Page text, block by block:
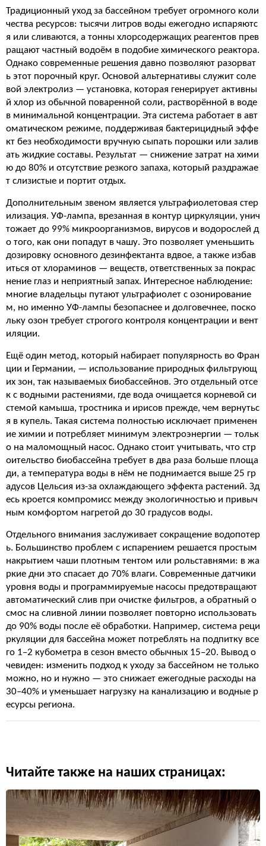
Традиционный уход за бассейном требует огромного коли
чества ресурсов: тысячи литров воды ежегодно испаряютс
я или сливаются, а тонны хлорсодержащих реагентов прев
ращают частный водоём в подобие химического реактора.
Однако современные решения давно позволяют разорват
ь этот порочный круг. Основой альтернативы служит соле
вой электролиз — установка, которая генерирует активны
й хлор из обычной поваренной соли, растворённой в воде
в минимальной концентрации. Эта система работает в авт
оматическом режиме, поддерживая бактерицидный эффе
кт без необходимости вручную сыпать порошки или залив
ать жидкие составы. Результат — снижение затрат на хими
ю до 80% и отсутствие резкого запаха, который раздражае
т слизистые и портит отдых.
Дополнительным звеном является ультрафиолетовая стер
илизация. УФ-лампа, врезанная в контур циркуляции, унич
тожает до 99% микроорганизмов, вирусов и водорослей д
о того, как они попадут в чашу. Это позволяет уменьшить
дозировку основного дезинфектанта вдвое, а также избав
иться от хлораминов — веществ, ответственных за покрас
нение глаз и неприятный запах. Интересное наблюдение:
многие владельцы путают ультрафиолет с озонирование
м, но именно УФ-лампы безопаснее и долговечнее, поско
льку озон требует строгого контроля концентрации и вент
иляции.
Ещё один метод, который набирает популярность во Фран
ции и Германии, — использование природных фильтрующ
их зон, так называемых биобассейнов. Это отдельный отсе
к с водными растениями, где вода очищается корневой си
стемой камыша, тростника и ирисов прежде, чем вернутьс
я в купель. Такая система полностью исключает применен
ие химии и потребляет минимум электроэнергии — тольк
о на маломощный насос. Однако стоит учитывать, что стр
оительство биобассейна требует в два раза больше площа
ди, а температура воды в нём не поднимается выше 25 гр
адусов Цельсия из-за охлаждающего эффекта растений. Зд
есь кроется компромисс между экологичностью и привыч
ным комфортом нагретой до 30 градусов воды.
Отдельного внимания заслуживает сокращение водопотер
ь. Большинство проблем с испарением решается простым
накрытием чаши плотным тентом или рольставнями: в жа
ркие дни это спасает до 70% влаги. Современные датчики
уровня воды и программируемые насосы предотвращают
автоматический слив при очистке фильтров, а обратный о
смос на сливной линии позволяет повторно использовать
до 90% воды после её обработки. Например, система реци
ркуляции для бассейна может потреблять на подпитку все
го 1–2 кубометра в сезон вместо обычных 15–20. Вывод о
чевиден: изменить подход к уходу за бассейном не только
можно, но и нужно — это снижает ежегодные расходы на
30–40% и уменьшает нагрузку на канализацию и водные р
есурсы региона.
Читайте также на наших страницах: